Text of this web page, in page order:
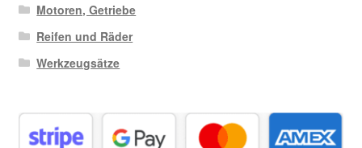
Motoren, Getriebe
Reifen und Räder
Werkzeugsätze